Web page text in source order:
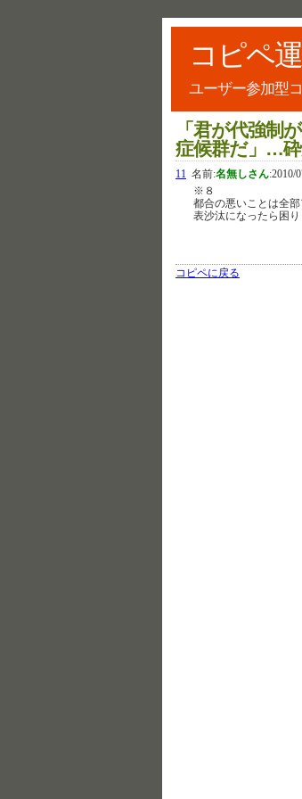
コピペ
ユーザー参加型
「君が代強制
症候群だ」…
11 名前:名無しさん:2010/
※８
都合の悪いことは全
表沙汰になったら困
コピペに戻る